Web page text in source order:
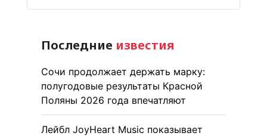
Последние известия
Сочи продолжает держать марку:
полугодовые результаты Красной
Поляны 2026 года впечатляют
Лейбл JoyHeart Music показывает